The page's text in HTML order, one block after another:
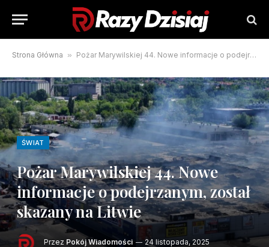
Strona Główna » Pożar Marywilskiej 44. Nowe informacje o podejrzanym, został skazany na Litwie
ŚWIAT
Pożar Marywilskiej 44. Nowe
informacje o podejrzanym, został
skazany na Litwie
Przez Pokój Wiadomości 24 listopada, 2025